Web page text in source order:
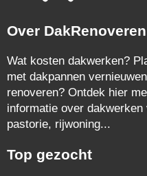
Over
Wat kosten dakwerken?
met dakpannen
renoveren? Ontdek hier
informatie over
pastorie, rijwoning...
Top gezocht